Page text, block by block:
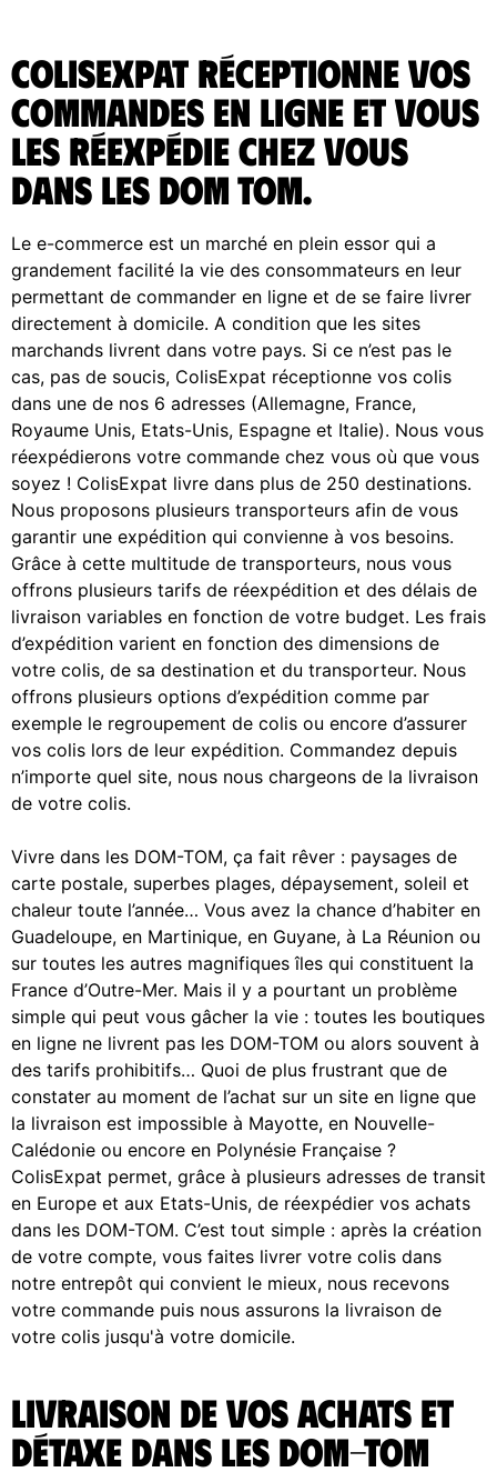
ColisExpat réceptionne vos
commandes en ligne et vous
les réexpédie chez vous
dans les DOM TOM.
Le e-commerce est un marché en plein essor qui a
grandement facilité la vie des consommateurs en leur
permettant de commander en ligne et de se faire livrer
directement à domicile. A condition que les sites
marchands livrent dans votre pays. Si ce n’est pas le
cas, pas de soucis, ColisExpat réceptionne vos colis
dans une de nos 6 adresses (Allemagne, France,
Royaume Unis, Etats-Unis, Espagne et Italie). Nous vous
réexpédierons votre commande chez vous où que vous
soyez ! ColisExpat livre dans plus de 250 destinations.
Nous proposons plusieurs transporteurs afin de vous
garantir une expédition qui convienne à vos besoins.
Grâce à cette multitude de transporteurs, nous vous
offrons plusieurs tarifs de réexpédition et des délais de
livraison variables en fonction de votre budget. Les frais
d’expédition varient en fonction des dimensions de
votre colis, de sa destination et du transporteur. Nous
offrons plusieurs options d’expédition comme par
exemple le regroupement de colis ou encore d’assurer
vos colis lors de leur expédition. Commandez depuis
n’importe quel site, nous nous chargeons de la livraison
de votre colis.
Vivre dans les DOM-TOM, ça fait rêver : paysages de
carte postale, superbes plages, dépaysement, soleil et
chaleur toute l’année… Vous avez la chance d’habiter en
Guadeloupe, en Martinique, en Guyane, à La Réunion ou
sur toutes les autres magnifiques îles qui constituent la
France d’Outre-Mer. Mais il y a pourtant un problème
simple qui peut vous gâcher la vie : toutes les boutiques
en ligne ne livrent pas les DOM-TOM ou alors souvent à
des tarifs prohibitifs… Quoi de plus frustrant que de
constater au moment de l’achat sur un site en ligne que
la livraison est impossible à Mayotte, en Nouvelle-
Calédonie ou encore en Polynésie Française ?
ColisExpat permet, grâce à plusieurs adresses de transit
en Europe et aux Etats-Unis, de réexpédier vos achats
dans les DOM-TOM. C’est tout simple : après la création
de votre compte, vous faites livrer votre colis dans
notre entrepôt qui convient le mieux, nous recevons
votre commande puis nous assurons la livraison de
votre colis jusqu'à votre domicile.
Livraison de vos achats et
Détaxe dans les DOM-TOM